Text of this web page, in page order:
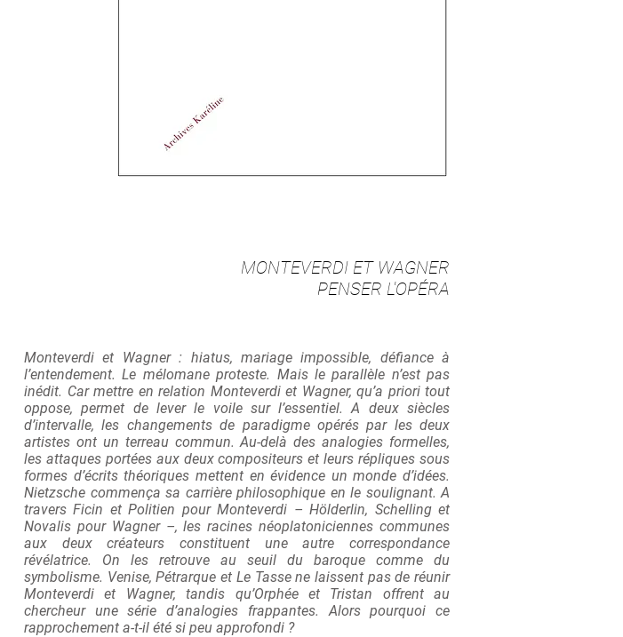
MONTEVERDI ET WAGNER
PENSER L'OPÉRA
Monteverdi et Wagner : hiatus, mariage impossible, défiance à
l’entendement. Le mélomane proteste. Mais le parallèle n’est pas
inédit. Car mettre en relation Monteverdi et Wagner, qu’a priori tout
oppose, permet de lever le voile sur l’essentiel. A deux siècles
d’intervalle, les changements de paradigme opérés par les deux
artistes ont un terreau commun. Au-delà des analogies formelles,
les attaques portées aux deux compositeurs et leurs répliques sous
formes d’écrits théoriques mettent en évidence un monde d’idées.
Nietzsche commença sa carrière philosophique en le soulignant. A
travers Ficin et Politien pour Monteverdi – Hölderlin, Schelling et
Novalis pour Wagner –, les racines néoplatoniciennes communes
aux deux créateurs constituent une autre correspondance
révélatrice. On les retrouve au seuil du baroque comme du
symbolisme. Venise, Pétrarque et Le Tasse ne laissent pas de réunir
Monteverdi et Wagner, tandis qu’Orphée et Tristan offrent au
chercheur une série d’analogies frappantes. Alors pourquoi ce
rapprochement a-t-il été si peu approfondi ?